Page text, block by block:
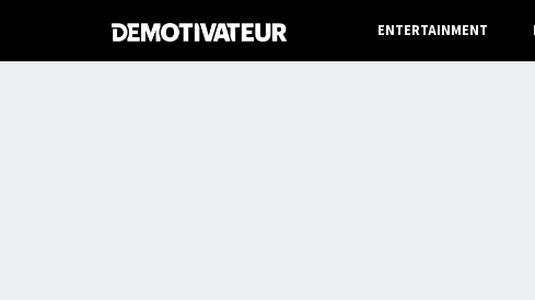
ENTERTAINMENT